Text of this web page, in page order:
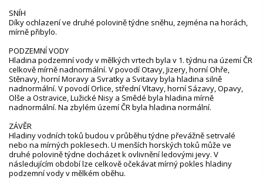
SNÍH
Díky ochlazení ve druhé polovině týdne sněhu, zejména na horách,
mírně přibylo.
PODZEMNÍ VODY
Hladina podzemní vody v mělkých vrtech byla v 1. týdnu na území ČR
celkově mírně nadnormální. V povodí Otavy, Jizery, horní Ohře,
Stěnavy, horní Moravy a Svratky a Svitavy byla hladina silně
nadnormální. V povodí Orlice, střední Vltavy, horní Sázavy, Opavy,
Olše a Ostravice, Lužické Nisy a Smědé byla hladina mírně
nadnormální. Na zbylém území ČR byla hladina normální.
ZÁVĚR
Hladiny vodních toků budou v průběhu týdne převážně setrvalé
nebo na mírných poklesech. U menších horských toků může ve
druhé polovině týdne docházet k ovlivnění ledovými jevy. V
následujícím období lze celkově očekávat mírný pokles hladiny
podzemní vody v mělkém oběhu.